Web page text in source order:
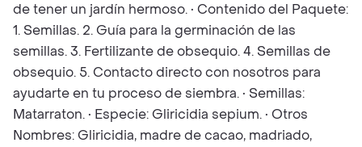
de tener un jardín hermoso. • Contenido del Paquete:
1. Semillas. 2. Guía para la germinación de las
semillas. 3. Fertilizante de obsequio. 4. Semillas de
obsequio. 5. Contacto directo con nosotros para
ayudarte en tu proceso de siembra. • Semillas:
Matarraton. • Especie: Gliricidia sepium. • Otros
Nombres: Gliricidia, madre de cacao, madriado,